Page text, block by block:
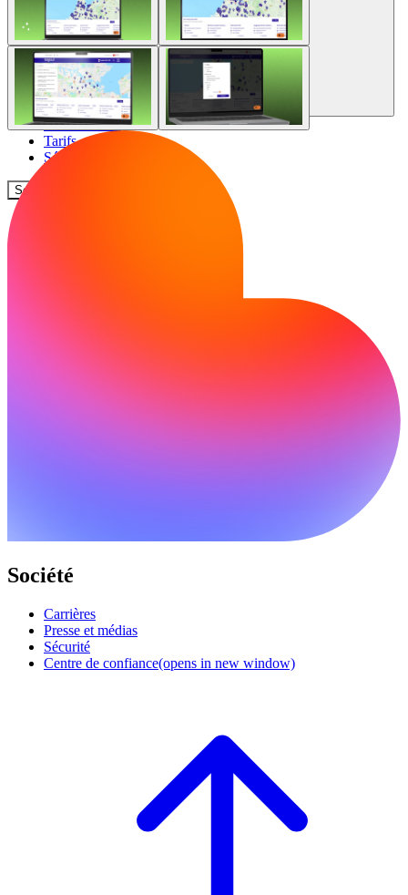
Communauté
Tarifs
Sécurité
Se connecter
Société
Carrières
Presse et médias
Sécurité
Centre de confiance(opens in new window)